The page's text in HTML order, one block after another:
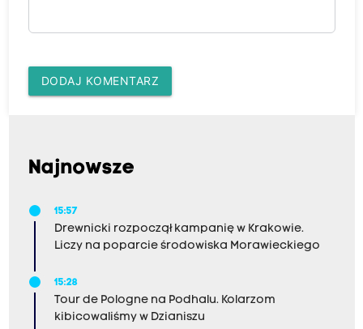
DODAJ KOMENTARZ
Najnowsze
15:57
Drewnicki rozpoczął kampanię w Krakowie.
Liczy na poparcie środowiska Morawieckiego
15:28
Tour de Pologne na Podhalu. Kolarzom
kibicowaliśmy w Dzianiszu